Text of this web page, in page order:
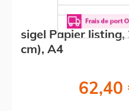
sigel Papier
cm), A4
62,40